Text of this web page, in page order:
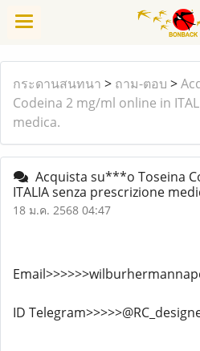
กระดานสนทนา > ถาม-ตอบ >
Codeina 2 mg/ml online in
medica.
Acquista su***o Toseina
ITALIA senza prescrizione
18 ม.ค. 2568 04:47
ID